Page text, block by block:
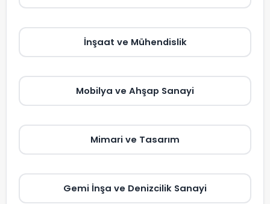
İnşaat ve Mühendislik
Mobilya ve Ahşap Sanayi
Mimari ve Tasarım
Gemi İnşa ve Denizcilik Sanayi